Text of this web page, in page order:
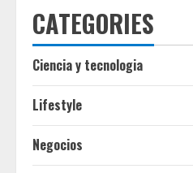
CATEGORIES
Ciencia y tecnologia
Lifestyle
Negocios